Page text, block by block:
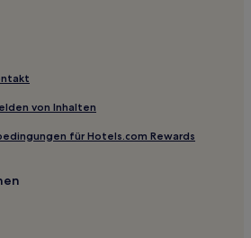
von Inhalten
für Hotels.com Rewards